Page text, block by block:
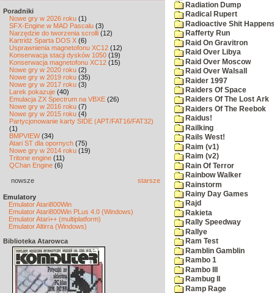
Poradniki
Nowe gry w 2026 roku (1)
SFX-Engine w MAD Pascalu (3)
Narzędzie do tworzenia scrolli (12)
Kartridż Sparta DOS X (6)
Usprawnienia magnetofonu XC12 (12)
Konserwacja stacji dysków 1050 (19)
Konserwacja magnetofonu XC12 (15)
Nowe gry w 2020 roku (2)
Nowe gry w 2019 roku (35)
Nowe gry w 2017 roku (3)
Larek pokazuje (40)
Emulacja ZX Spectrum na VBXE (26)
Nowe gry w 2016 roku (7)
Nowe gry w 2015 roku (4)
Partycjonowanie karty SIDE (APT/FAT16/FAT32)
(1)
BMPVIEW(34)
Atari ST dla opornych (75)
Nowe gry w 2014 roku (19)
Tritone engine (11)
QChan Engine (6)
nowsze starsze
Emulatory
Emulator Atari800Win
Emulator Atari800Win PLus 4.0 (Windows)
Emulator Atari++ (multiplatform)
Emulator Altirra (Windows)
Biblioteka Atarowca
Radiation Dump
Radical Rupert
Radioactive Shit
Rafferty Run
Raid On Gravitron
Raid Over Libya
Raid Over Moscow
Raid Over Walsall
Raider 1997
Raiders Of Space
Raiders Of The Lost Ark
Raiders Of The Reebok
Raidus!
Railking
Rails West!
Raim (v1)
Raim (v2)
Rain Of Terror
Rainbow Walker
Rainstorm
Rainy Day Games
Rajd
Rakieta
Rally Speedway
Rallye
Ram Test
Ramblin Gamblin
Rambo 1
Rambo III
Rambug II
Ramp Rage